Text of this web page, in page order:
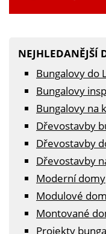
NEJHLEDANĚJŠÍ
Bungalovy do
Bungalovy
Bungalovy na
Dřevostavby
Dřevostavby
Dřevostavby
Moderní domy
Modulové
Montované
Projekty